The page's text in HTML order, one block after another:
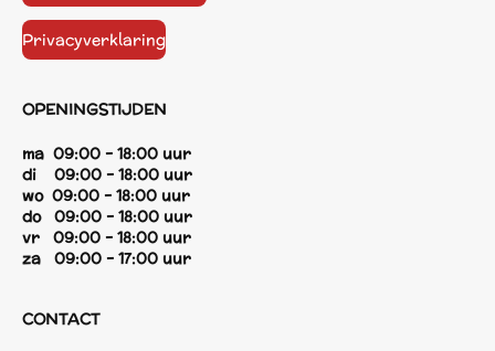
Privacyverklaring
OPENINGSTIJDEN
ma 09:00 - 18:00 uur
di 09:00 - 18:00 uur
wo 09:00 - 18:00 uur
do 09:00 - 18:00 uur
vr 09:00 - 18:00 uur
za 09:00 - 17:00 uur
CONTACT